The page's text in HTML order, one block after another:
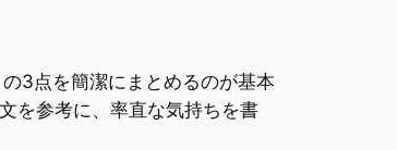
3点を簡潔にまとめるのが基本
を参考に、率直な気持ちを書